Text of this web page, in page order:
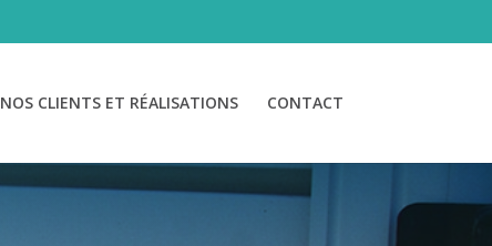
NOS CLIENTS ET RÉALISATIONS CONTACT